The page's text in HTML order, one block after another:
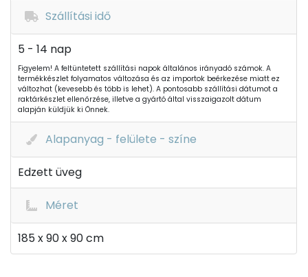
Szállítási idő
5 - 14 nap
Figyelem! A feltüntetett szállítási napok általános irányadó számok. A
termékkészlet folyamatos változása és az importok beérkezése miatt ez
változhat (kevesebb és több is lehet). A pontosabb szállítási dátumot a
raktárkészlet ellenőrzése, illetve a gyártó által visszaigazolt dátum
alapján küldjük ki Önnek.
Alapanyag - felülete - színe
Edzett üveg
Méret
185 x 90 x 90 cm